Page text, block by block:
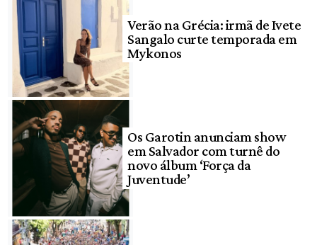
Verão na Grécia: irmã de Ivete
Sangalo curte temporada em
Mykonos
Os Garotin anunciam show
em Salvador com turnê do
novo álbum ‘Força da
Juventude’